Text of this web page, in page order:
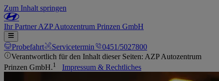
Zum Inhalt springen
IhrPartnerAZP Autozentrum Prinzen GmbH
Probefahrt Servicetermin
0451/5027800
Verantwortlich für den Inhalt dieser Seiten: AZP Autozentrum
Prinzen GmbH.1 Impressum & Rechtliches